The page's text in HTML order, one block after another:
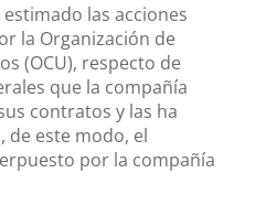
las acciones
la Organización de
(OCU), respecto de
que la compañía
contratos y las ha
de este modo, el
por la compañía